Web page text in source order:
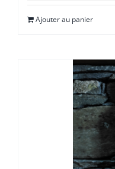
Ajouter au panier